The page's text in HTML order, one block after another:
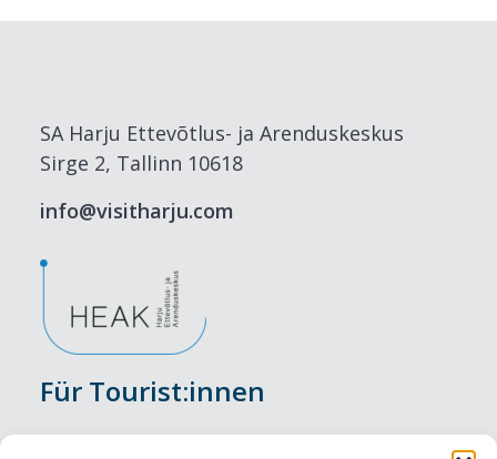
SA Harju Ettevõtlus- ja Arenduskeskus
Sirge 2, Tallinn 10618
info@visitharju.com
Für Tourist:innen